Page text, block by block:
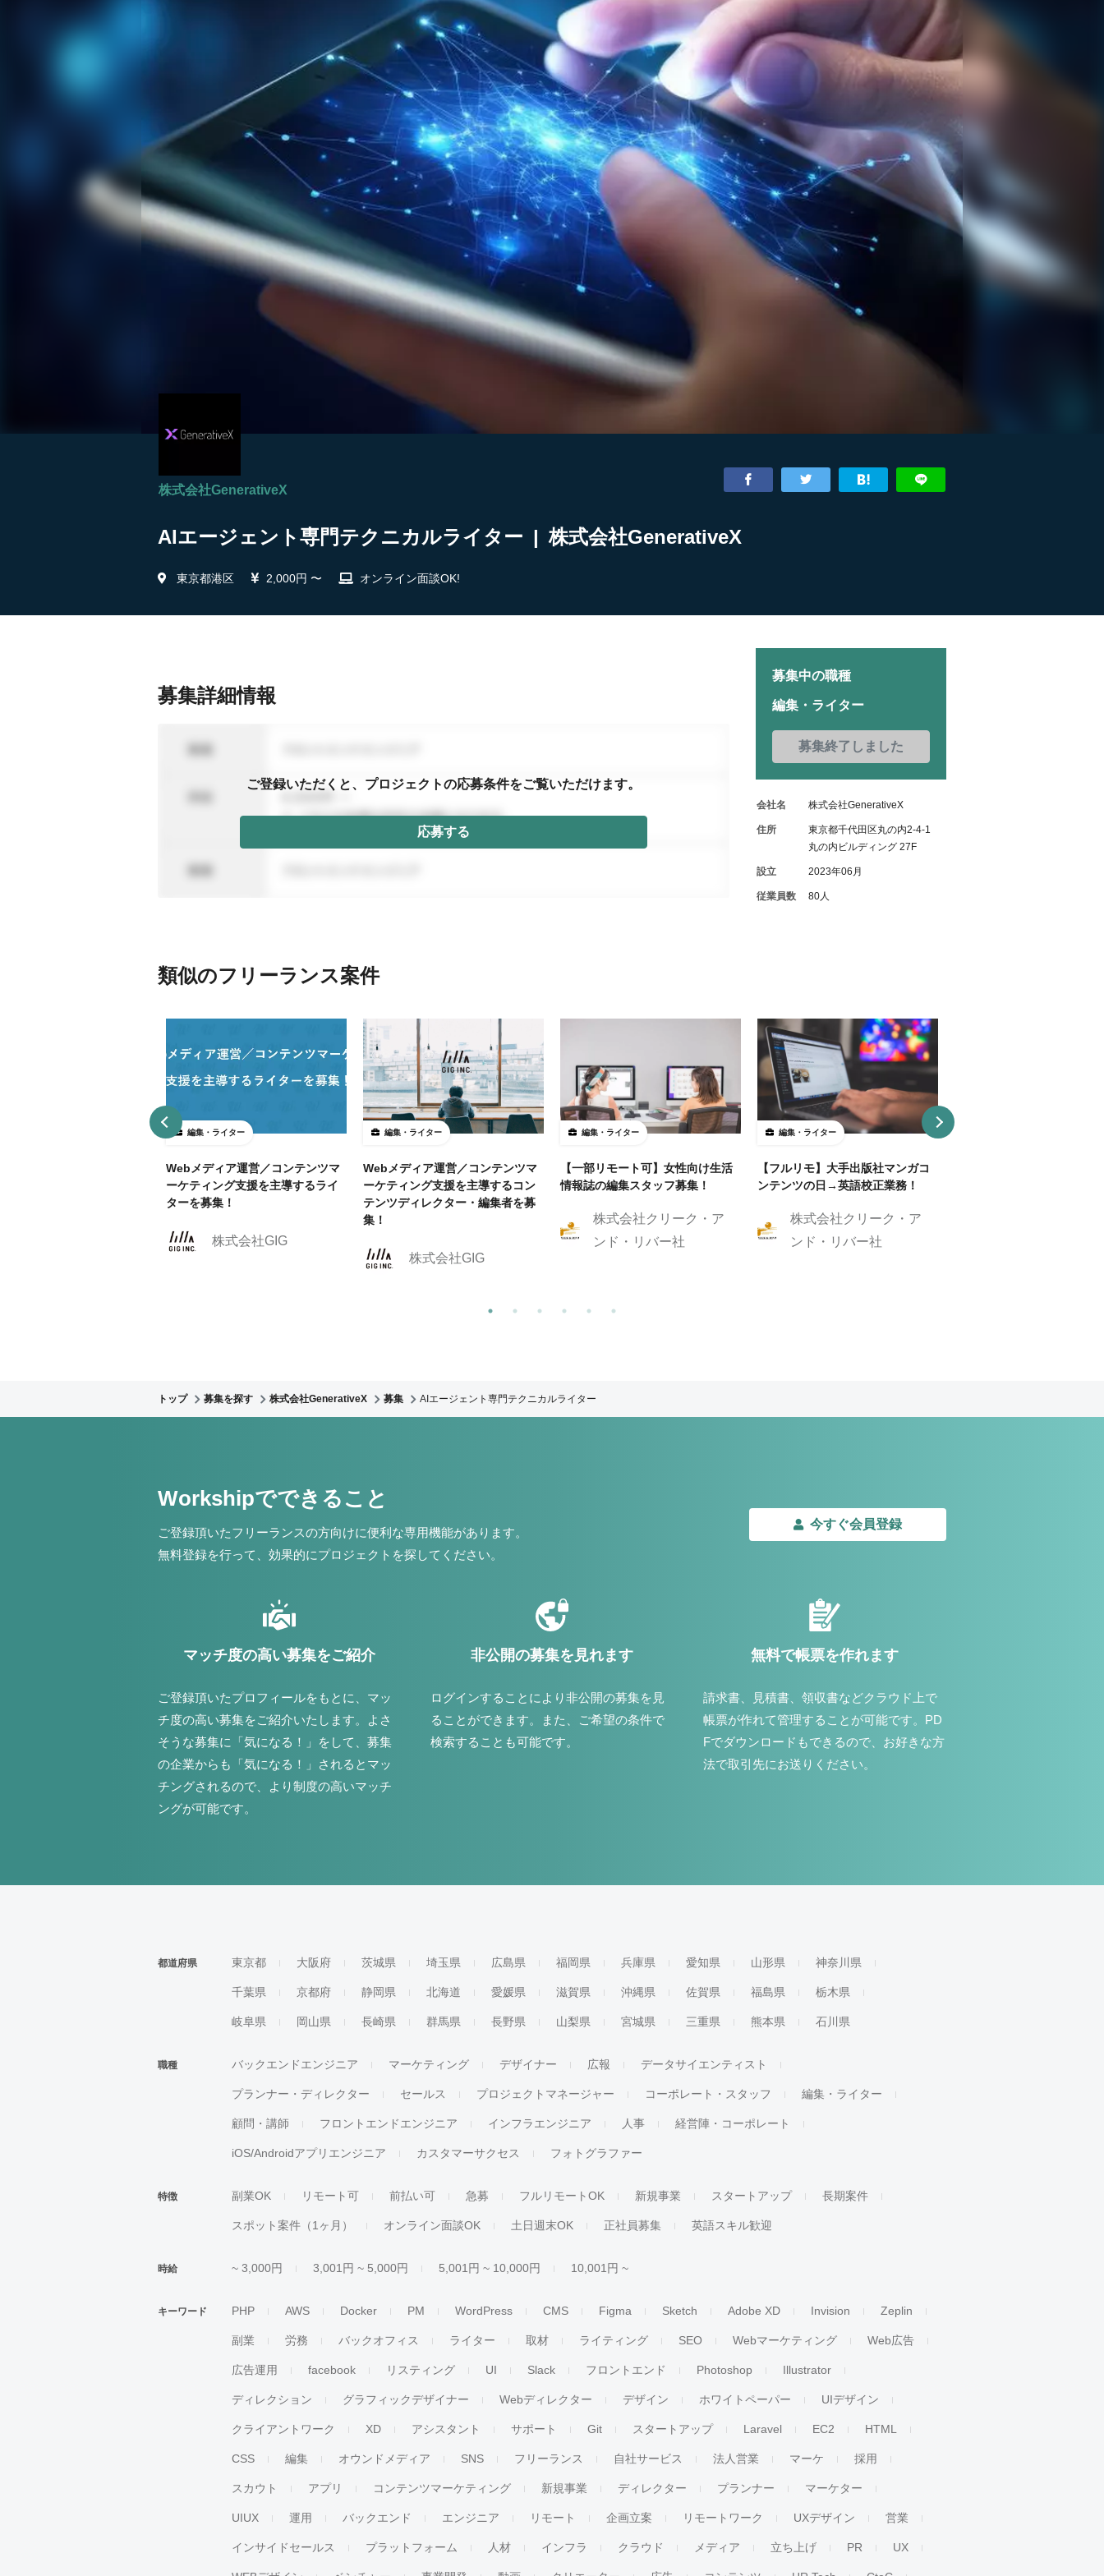
株式会社GenerativeX
AIエージェント専門テクニカルライター | 株式会社GenerativeX
東京都港区 2,000円 〜 オンライン面談OK!
募集詳細情報
ご登録いただくと、プロジェクトの応募条件をご覧いただけます。
応募する
募集中の職種
編集・ライター
募集終了しました
会社名 株式会社GenerativeX
住所
東京都千代田区丸の内2-4-1
丸の内ビルディング 27F
設立 2023年06月
従業員数 80人
類似のフリーランス案件
編集・ライター
Webメディア運営／コンテンツマ
ーケティング支援を主導するライ
ターを募集！
株式会社GIG
編集・ライター
Webメディア運営／コンテンツマ
ーケティング支援を主導するコン
テンツディレクター・編集者を募
集！
株式会社GIG
編集・ライター
【一部リモート可】女性向け生活
情報誌の編集スタッフ募集！
株式会社クリーク・ア
ンド・リバー社
編集・ライター
【フルリモ】大手出版社マンガコ
ンテンツの日→英語校正業務！
株式会社クリーク・ア
ンド・リバー社
トップ 募集を探す 株式会社GenerativeX 募集 AIエージェント専門テクニカルライター
Workshipでできること
ご登録頂いたフリーランスの方向けに便利な専用機能があります。
無料登録を行って、効果的にプロジェクトを探してください。
今すぐ会員登録
マッチ度の高い募集をご紹介
ご登録頂いたプロフィールをもとに、マッ
チ度の高い募集をご紹介いたします。よさ
そうな募集に「気になる！」をして、募集
の企業からも「気になる！」されるとマッ
チングされるので、より制度の高いマッチ
ングが可能です。
非公開の募集を見れます
ログインすることにより非公開の募集を見
ることができます。また、ご希望の条件で
検索することも可能です。
無料で帳票を作れます
請求書、見積書、領収書などクラウド上で
帳票が作れて管理することが可能です。PD
Fでダウンロードもできるので、お好きな方
法で取引先にお送りください。
都道府県 東京都 大阪府 茨城県 埼玉県 広島県 福岡県 兵庫県 愛知県 山形県 神奈川県
千葉県 京都府 静岡県 北海道 愛媛県 滋賀県 沖縄県 佐賀県 福島県 栃木県
岐阜県 岡山県 長崎県 群馬県 長野県 山梨県 宮城県 三重県 熊本県 石川県
職種 バックエンドエンジニア マーケティング デザイナー 広報 データサイエンティスト
プランナー・ディレクター セールス プロジェクトマネージャー コーポレート・スタッフ 編集・ライター
顧問・講師 フロントエンドエンジニア インフラエンジニア 人事 経営陣・コーポレート
iOS/Androidアプリエンジニア カスタマーサクセス フォトグラファー
特徴 副業OK リモート可 前払い可 急募 フルリモートOK 新規事業 スタートアップ 長期案件
スポット案件（1ヶ月） オンライン面談OK 土日週末OK 正社員募集 英語スキル歓迎
時給 ~ 3,000円 3,001円 ~ 5,000円 5,001円 ~ 10,000円 10,001円 ~
キーワード PHP AWS Docker PM WordPress CMS Figma Sketch Adobe XD Invision Zeplin
副業 労務 バックオフィス ライター 取材 ライティング SEO Webマーケティング Web広告
広告運用 facebook リスティング UI Slack フロントエンド Photoshop Illustrator
ディレクション グラフィックデザイナー Webディレクター デザイン ホワイトペーパー UIデザイン
クライアントワーク XD アシスタント サポート Git スタートアップ Laravel EC2 HTML
CSS 編集 オウンドメディア SNS フリーランス 自社サービス 法人営業 マーケ 採用
スカウト アプリ コンテンツマーケティング 新規事業 ディレクター プランナー マーケター
UIUX 運用 バックエンド エンジニア リモート 企画立案 リモートワーク UXデザイン 営業
インサイドセールス プラットフォーム 人材 インフラ クラウド メディア 立ち上げ PR UX